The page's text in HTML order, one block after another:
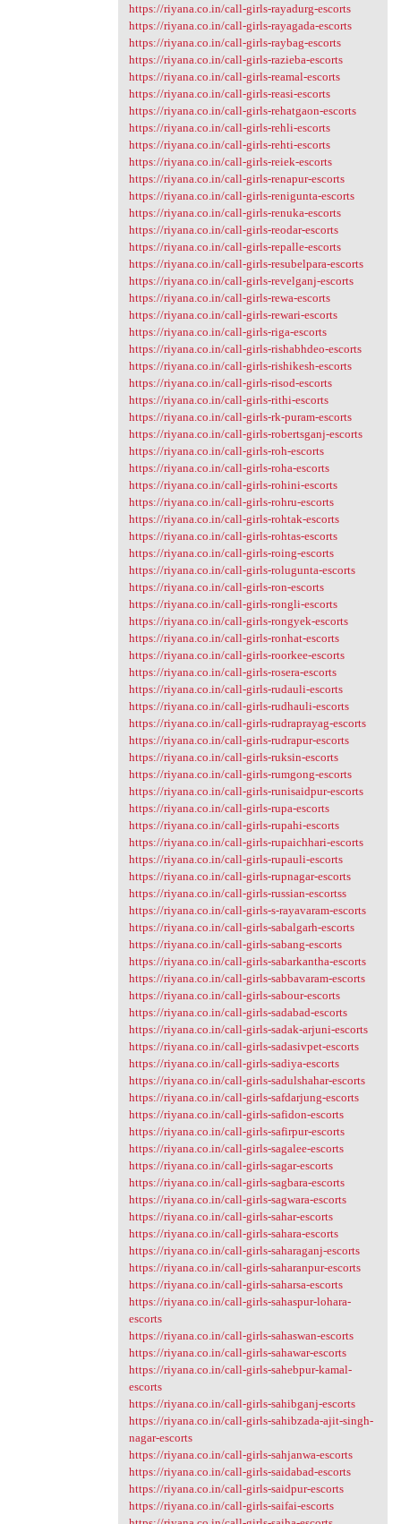
https://riyana.co.in/call-girls-rayadurg-escorts
https://riyana.co.in/call-girls-rayagada-escorts
https://riyana.co.in/call-girls-raybag-escorts
https://riyana.co.in/call-girls-razieba-escorts
https://riyana.co.in/call-girls-reamal-escorts
https://riyana.co.in/call-girls-reasi-escorts
https://riyana.co.in/call-girls-rehatgaon-escorts
https://riyana.co.in/call-girls-rehli-escorts
https://riyana.co.in/call-girls-rehti-escorts
https://riyana.co.in/call-girls-reiek-escorts
https://riyana.co.in/call-girls-renapur-escorts
https://riyana.co.in/call-girls-renigunta-escorts
https://riyana.co.in/call-girls-renuka-escorts
https://riyana.co.in/call-girls-reodar-escorts
https://riyana.co.in/call-girls-repalle-escorts
https://riyana.co.in/call-girls-resubelpara-escorts
https://riyana.co.in/call-girls-revelganj-escorts
https://riyana.co.in/call-girls-rewa-escorts
https://riyana.co.in/call-girls-rewari-escorts
https://riyana.co.in/call-girls-riga-escorts
https://riyana.co.in/call-girls-rishabhdeo-escorts
https://riyana.co.in/call-girls-rishikesh-escorts
https://riyana.co.in/call-girls-risod-escorts
https://riyana.co.in/call-girls-rithi-escorts
https://riyana.co.in/call-girls-rk-puram-escorts
https://riyana.co.in/call-girls-robertsganj-escorts
https://riyana.co.in/call-girls-roh-escorts
https://riyana.co.in/call-girls-roha-escorts
https://riyana.co.in/call-girls-rohini-escorts
https://riyana.co.in/call-girls-rohru-escorts
https://riyana.co.in/call-girls-rohtak-escorts
https://riyana.co.in/call-girls-rohtas-escorts
https://riyana.co.in/call-girls-roing-escorts
https://riyana.co.in/call-girls-rolugunta-escorts
https://riyana.co.in/call-girls-ron-escorts
https://riyana.co.in/call-girls-rongli-escorts
https://riyana.co.in/call-girls-rongyek-escorts
https://riyana.co.in/call-girls-ronhat-escorts
https://riyana.co.in/call-girls-roorkee-escorts
https://riyana.co.in/call-girls-rosera-escorts
https://riyana.co.in/call-girls-rudauli-escorts
https://riyana.co.in/call-girls-rudhauli-escorts
https://riyana.co.in/call-girls-rudraprayag-escorts
https://riyana.co.in/call-girls-rudrapur-escorts
https://riyana.co.in/call-girls-ruksin-escorts
https://riyana.co.in/call-girls-rumgong-escorts
https://riyana.co.in/call-girls-runisaidpur-escorts
https://riyana.co.in/call-girls-rupa-escorts
https://riyana.co.in/call-girls-rupahi-escorts
https://riyana.co.in/call-girls-rupaichhari-escorts
https://riyana.co.in/call-girls-rupauli-escorts
https://riyana.co.in/call-girls-rupnagar-escorts
https://riyana.co.in/call-girls-russian-escortss
https://riyana.co.in/call-girls-s-rayavaram-escorts
https://riyana.co.in/call-girls-sabalgarh-escorts
https://riyana.co.in/call-girls-sabang-escorts
https://riyana.co.in/call-girls-sabarkantha-escorts
https://riyana.co.in/call-girls-sabbavaram-escorts
https://riyana.co.in/call-girls-sabour-escorts
https://riyana.co.in/call-girls-sadabad-escorts
https://riyana.co.in/call-girls-sadak-arjuni-escorts
https://riyana.co.in/call-girls-sadasivpet-escorts
https://riyana.co.in/call-girls-sadiya-escorts
https://riyana.co.in/call-girls-sadulshahar-escorts
https://riyana.co.in/call-girls-safdarjung-escorts
https://riyana.co.in/call-girls-safidon-escorts
https://riyana.co.in/call-girls-safirpur-escorts
https://riyana.co.in/call-girls-sagalee-escorts
https://riyana.co.in/call-girls-sagar-escorts
https://riyana.co.in/call-girls-sagbara-escorts
https://riyana.co.in/call-girls-sagwara-escorts
https://riyana.co.in/call-girls-sahar-escorts
https://riyana.co.in/call-girls-sahara-escorts
https://riyana.co.in/call-girls-saharaganj-escorts
https://riyana.co.in/call-girls-saharanpur-escorts
https://riyana.co.in/call-girls-saharsa-escorts
https://riyana.co.in/call-girls-sahaspur-lohara-
escorts
https://riyana.co.in/call-girls-sahaswan-escorts
https://riyana.co.in/call-girls-sahawar-escorts
https://riyana.co.in/call-girls-sahebpur-kamal-
escorts
https://riyana.co.in/call-girls-sahibganj-escorts
https://riyana.co.in/call-girls-sahibzada-ajit-singh-
nagar-escorts
https://riyana.co.in/call-girls-sahjanwa-escorts
https://riyana.co.in/call-girls-saidabad-escorts
https://riyana.co.in/call-girls-saidpur-escorts
https://riyana.co.in/call-girls-saifai-escorts